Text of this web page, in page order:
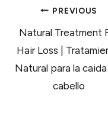
POST
PREVIOUS
Natural Treatment
Hair Loss |
Natural para la
cabello